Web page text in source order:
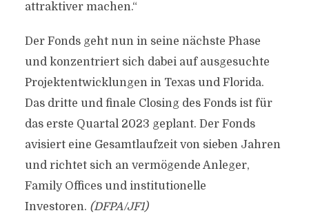
attraktiver machen.“
Der Fonds geht nun in seine nächste Phase
und konzentriert sich dabei auf ausgesuchte
Projektentwicklungen in Texas und Florida.
Das dritte und finale Closing des Fonds ist für
das erste Quartal 2023 geplant. Der Fonds
avisiert eine Gesamtlaufzeit von sieben Jahren
und richtet sich an vermögende Anleger,
Family Offices und institutionelle
Investoren. (DFPA/JF1)